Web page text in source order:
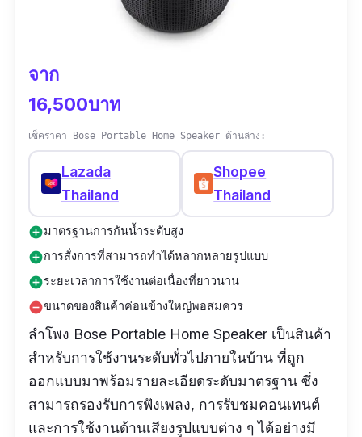
จาก
16,500บาท
เช็คราคา Bose Portable Home Speaker ด้านล่าง:
Lazada
Thailand
Shopee
Thailand
add_circleมาตรฐานการกันน้ำระดับสูง
add_circleการสั่งการที่สามารถทำได้หลากหลายรูปแบบ
add_circleระยะเวลาการใช้งานต่อเนื่องที่ยาวนาน
remove_circleขนาดของสินค้าค่อนข้างใหญ่พอสมควร
ลำโพง Bose Portable Home Speaker เป็นสินค้า
สำหรับการใช้งานระดับทั่วไปภายในบ้าน ที่ถูก
ออกแบบมาพร้อมรายละเอียดระดับมาตรฐาน ซึ่ง
สามารถรองรับการฟังเพลง, การรับชมคอนเทนต์
และการใช้งานด้านเสียงรูปแบบต่าง ๆ ได้อย่างมี